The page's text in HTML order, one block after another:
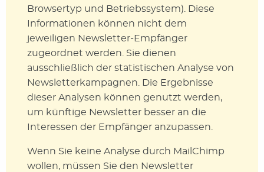
Browsertyp und Betriebssystem). Diese
Informationen können nicht dem
jeweiligen Newsletter-Empfänger
zugeordnet werden. Sie dienen
ausschließlich der statistischen Analyse von
Newsletterkampagnen. Die Ergebnisse
dieser Analysen können genutzt werden,
um künftige Newsletter besser an die
Interessen der Empfänger anzupassen.
Wenn Sie keine Analyse durch MailChimp
wollen, müssen Sie den Newsletter